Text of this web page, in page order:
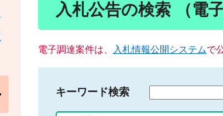
入札公告の検索 （電
電子調達案件は、 入札情報公開システムで
キーワード検索